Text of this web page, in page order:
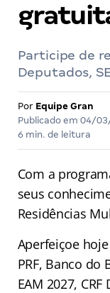
Participe de
Deputados,
Por Equipe Gran
Publicado em 04/
6 min. de leitura
Com a
seus
Residências
Aperfeiçoe
PRF, Banco do
EAM 2027,